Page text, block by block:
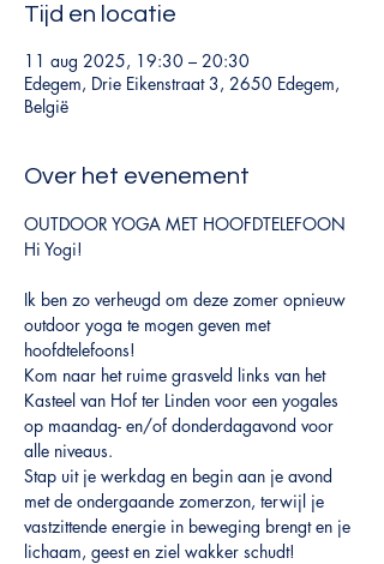
Tijd en locatie
11 aug 2025, 19:30 – 20:30
Edegem, Drie Eikenstraat 3, 2650 Edegem,
België
Over het evenement
OUTDOOR YOGA MET HOOFDTELEFOON
Hi Yogi!
Ik ben zo verheugd om deze zomer opnieuw
outdoor yoga te mogen geven met
hoofdtelefoons!
Kom naar het ruime grasveld links van het
Kasteel van Hof ter Linden voor een yogales
op maandag- en/of donderdagavond voor
alle niveaus.
Stap uit je werkdag en begin aan je avond
met de ondergaande zomerzon, terwijl je
vastzittende energie in beweging brengt en je
lichaam, geest en ziel wakker schudt!